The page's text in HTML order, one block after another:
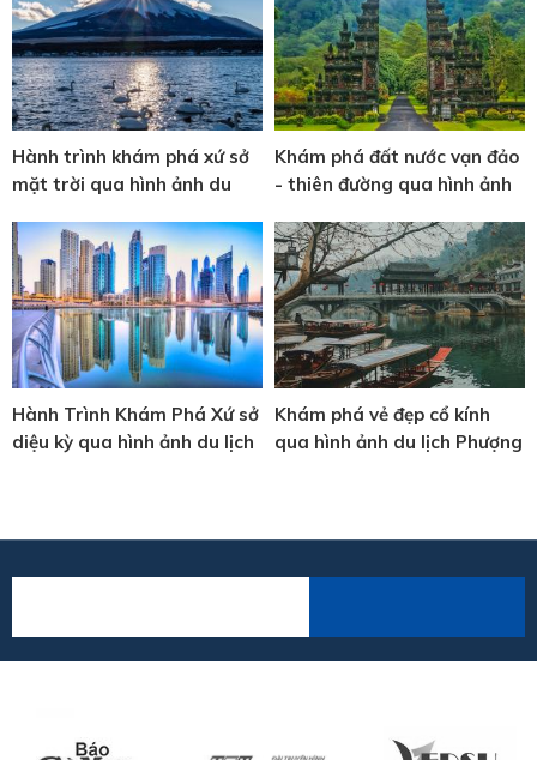
Hành trình khám phá xứ sở
mặt trời qua hình ảnh du
Khám phá đất nước vạn đảo
- thiên đường qua hình ảnh
Hành Trình Khám Phá Xứ sở
diệu kỳ qua hình ảnh du lịch
Khám phá vẻ đẹp cổ kính
qua hình ảnh du lịch Phượng